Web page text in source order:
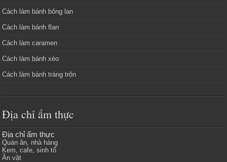
Cách làm bánh bông lan
Cách làm bánh flan
Cách làm caramen
Cách làm bánh xèo
Cách làm bánh tráng trộn
Địa chỉ ẩm thực
Địa chỉ ẩm thực
Quán ăn, nhà hàng
Kem, cafe, sinh tố
Ăn vặt